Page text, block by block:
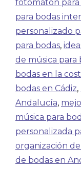
fotomatón para
para bodas
personalizado
para bodas,
de música
bodas en la
bodas en Cádiz,
Andalucía,
música para
personalizada
organización
de bodas en